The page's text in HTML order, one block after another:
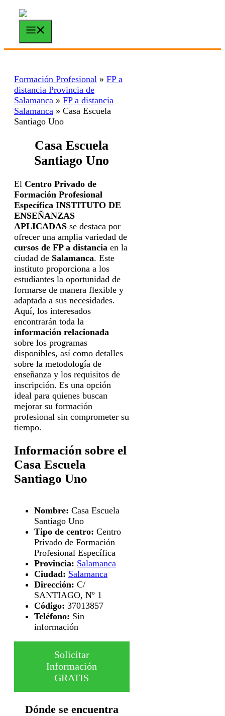
Saltar
contenido
Formación Profesional » FP a
distancia Provincia de
Salamanca » FP a distancia
Salamanca » Casa Escuela
Santiago Uno
Casa Escuela
Santiago Uno
El Centro Privado de
Formación Profesional
Específica INSTITUTO DE
ENSEÑANZAS
APLICADAS se destaca por
ofrecer una amplia variedad de
cursos de FP a distancia en la
ciudad de Salamanca. Este
instituto proporciona a los
estudiantes la oportunidad de
formarse de manera flexible y
adaptada a sus necesidades.
Aquí, los interesados
encontrarán toda la
información relacionada
sobre los programas
disponibles, así como detalles
sobre la metodología de
enseñanza y los requisitos de
inscripción. Es una opción
ideal para quienes buscan
mejorar su formación
profesional sin comprometer su
tiempo.
Información sobre el
Casa Escuela
Santiago Uno
Nombre: Casa Escuela
Santiago Uno
Tipo de centro: Centro
Privado de Formación
Profesional Específica
Provincia: Salamanca
Ciudad: Salamanca
Dirección: C/
SANTIAGO, Nº 1
Código: 37013857
Teléfono: Sin
información
Solicitar
Información
GRATIS
Dónde se encuentra